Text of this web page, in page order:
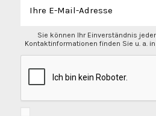
Sie können Ihr Einverständnis
Kontaktinformationen finden Sie u. a.